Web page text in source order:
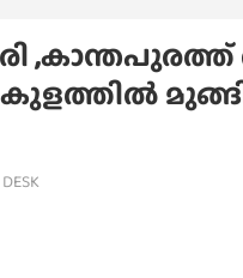
കുളത്തിൽ